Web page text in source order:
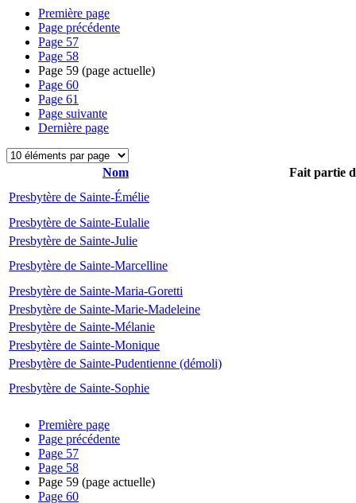
Première page
Page précédente
Page 57
Page 58
Page 59 (page actuelle)
Page 60
Page 61
Page suivante
Dernière page
Nom
Fait partie
Presbytère de Sainte-Émélie
Presbytère de Sainte-Eulalie
Presbytère de Sainte-Julie
Presbytère de Sainte-Marcelline
Presbytère de Sainte-Maria-Goretti
Presbytère de Sainte-Marie-Madeleine
Presbytère de Sainte-Mélanie
Presbytère de Sainte-Monique
Presbytère de Sainte-Pudentienne (démoli)
Presbytère de Sainte-Sophie
Première page
Page précédente
Page 57
Page 58
Page 59 (page actuelle)
Page 60